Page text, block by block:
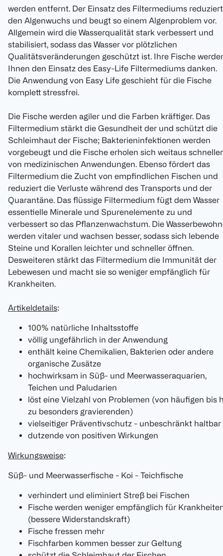
werden entfernt. Der Einsatz des Filtermediums reduziert
den Algenwuchs und beugt so einem Algenproblem vor.
Allgemein wird die Wasserqualität stark verbessert und
stabilisiert, sodass das Wasser vor plötzlichen
Qualitätsveränderungen geschützt ist. Ihre Fische
Ihnen den Einsatz des Easy-Life Filtermediums danken.
Die Anwendung von Easy Life geschieht für die Fische
komplett stressfrei.
Die Fische werden agiler und die Farben kräftiger. Das
Filtermedium stärkt die Gesundheit der und schützt die
Schleimhaut der Fische; Bakterieninfektionen werden
vorgebeugt und die Fische erholen sich weitaus schneller
von medizinischen Anwendungen. Ebenso fördert das
Filtermedium die Zucht von empfindlichen Fischen und
reduziert die Verluste während des Transports und der
Quarantäne. Das flüssige Filtermedium fügt dem Wasser
essentielle Minerale und Spurenelemente zu und
verbessert so das Pflanzenwachstum. Die
werden vitaler und wachsen besser, sodass sich lebende
Steine und Korallen leichter und schneller öffnen.
Desweiteren stärkt das Filtermedium die Immunität der
Lebewesen und macht sie so weniger empfänglich für
Krankheiten.
Artikeldetails:
100% natürliche Inhaltsstoffe
völlig ungefährlich in der Anwendung
enthält keine Chemikalien, Bakterien oder andere
organische Zusätze
hochwirksam in Süß- und Meerwasseraquarien,
Teichen und Paludarien
löst eine Vielzahl von Problemen (von häufigen bis
zu besonders gravierenden)
vielseitiger Präventivschutz - unbeschränkt haltbar
dutzende von positiven Wirkungen
Wirkungsweise:
Süß- und Meerwasserfische - Koi - Teichfische
verhindert und eliminiert Streß bei Fischen
Fische werden weniger empfänglich für
(bessere Widerstandskraft)
Fische fressen mehr
Fischfarben kommen besser zur Geltung